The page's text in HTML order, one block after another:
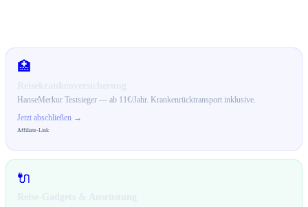
🏥
HanseMerkur Testsieger — ab 11€/Jahr. Krankenrücktransport inklusive.
Jetzt abschließen →
Affiliate-Link
🔌